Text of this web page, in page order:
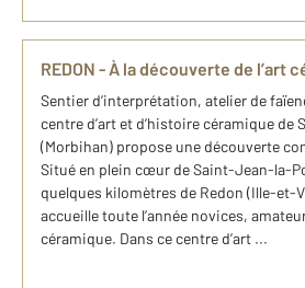
REDON - À la découverte de l’art
Sentier d’interprétation, atelier de
centre d’art et d’histoire céramique
(Morbihan) propose une découverte
Situé en plein cœur de Saint-Jean-la-
quelques kilomètres de Redon (Ille-et-
accueille toute l’année novices,
céramique. Dans ce centre d’art ...